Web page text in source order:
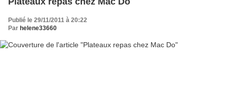
Publié le 29/11/2011 à 20:22
Par helene33660